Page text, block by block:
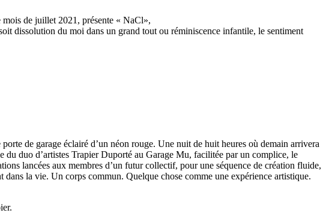
de juillet 2021, présente « NaCl»,
dissolution du moi dans un grand tout ou réminiscence infantile, le sentiment
de garage éclairé d’un néon rouge. Une nuit de huit heures où demain arrivera
du duo d’artistes Trapier Duporté au Garage Mu, facilitée par un complice, le
lancées aux membres d’un futur collectif, pour une séquence de création fluide,
la vie. Un corps commun. Quelque chose comme une expérience artistique.